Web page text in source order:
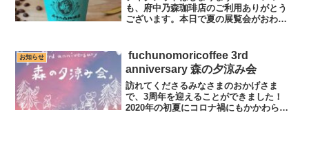
も、府中乃森珈琲店のご利用ありがとう
ございます。本日で夏の展覧会がおわり
ドの販売をおこないます限定商品「自家
製ベーコンのBLTホ...
お知らせ
fuchunomoricoffee 3rd
anniversary 森の夕涼み会
訪れてくださるみなさまのおかげさま
で、3周年を迎えることができました！
2020年の初夏にコロナ禍にもかかわらず